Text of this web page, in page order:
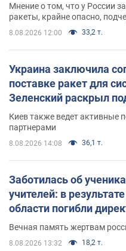
Мнение о том, что у России
ракеты, крайне опасно,
8.08.2026 12:00 33,2 т.
Украина заключила
поставке ракет для
Зеленский раскрыл
Киев также ведет активные
партнерами
8.08.2026 14:08 36,1 т.
Заботилась об
учителей: в
области погибли
муж и внук
Вечная память жертвам
8.08.2026 13:32 18,2 т.